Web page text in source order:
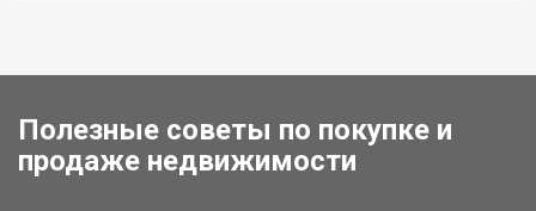
Полезные советы по покупке и
продаже недвижимости